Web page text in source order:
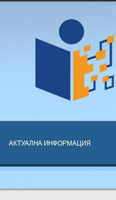
АКТУАЛНА ИНФОРМАЦИЯ